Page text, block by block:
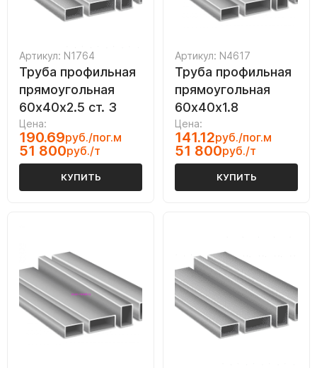
Артикул: N1764
Труба профильная
прямоугольная
60х40х2.5 ст. 3
Цена:
190.69руб./пог.м
51 800руб./т
КУПИТЬ
Артикул: N4617
Труба профильная
прямоугольная
60х40х1.8
Цена:
141.12руб./пог.м
51 800руб./т
КУПИТЬ